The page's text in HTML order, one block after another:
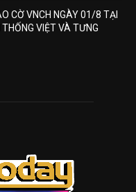
CỜ VNCH NGÀY 01/8 TẠI
VIỆT VÀ TƯNG